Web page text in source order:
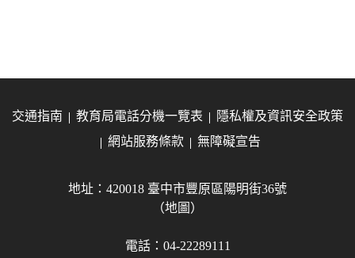
交通指南 教育局電話分機一覽表
隱私權及資訊安全政策
網站服務條款
無障礙宣告
地址：420018 臺中市豐原區陽明街36號
（地圖）
電話：04-22289111